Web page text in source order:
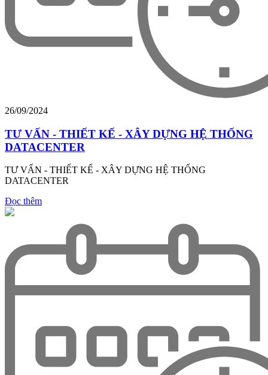
26/09/2024
TƯ VẤN - THIẾT KẾ - XÂY DỰNG HỆ THỐNG
DATACENTER
TƯ VẤN - THIẾT KẾ - XÂY DỰNG HỆ THỐNG
DATACENTER
Đọc thêm